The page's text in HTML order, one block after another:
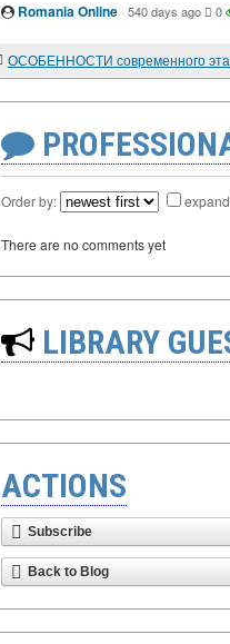
Romania Online · 540 days ago 0
Order by:
There are no comments yet
LIBRARY
ACTIONS
Subscribe
Back to Blog